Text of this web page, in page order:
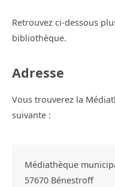
Retrouvez ci-dessous
bibliothèque.
Adresse
Vous trouverez la
suivante :
Médiathèque
57670 Bénestroff